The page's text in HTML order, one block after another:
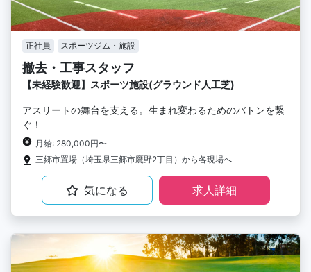
正社員 スポーツジム・施設
撤去・工事スタッフ
【未経験歓迎】スポーツ施設(グラウンド人工芝)
アスリートの舞台を支える。生まれ変わるためのバトンを繋
ぐ！
月給: 280,000円〜
三郷市置場（埼玉県三郷市鷹野2丁目）から各現場へ
気になる 求人詳細